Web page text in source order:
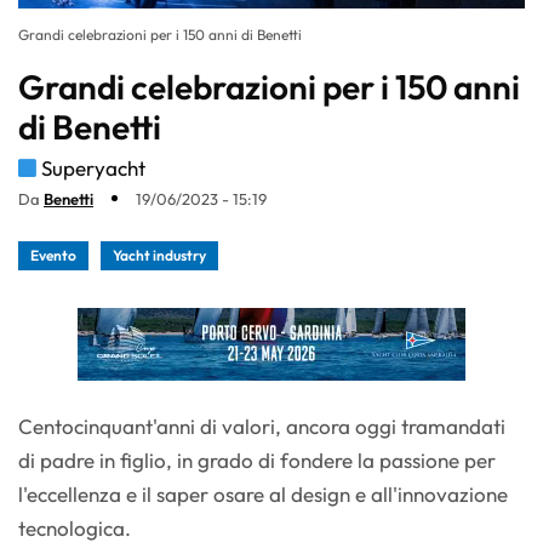
Grandi celebrazioni per i 150 anni di Benetti
Grandi celebrazioni per i 150 anni
di Benetti
Superyacht
Da Benetti 19/06/2023 - 15:19
Evento Yacht industry
Centocinquant'anni di valori, ancora oggi tramandati
di padre in figlio, in grado di fondere la passione per
l'eccellenza e il saper osare al design e all'innovazione
tecnologica.